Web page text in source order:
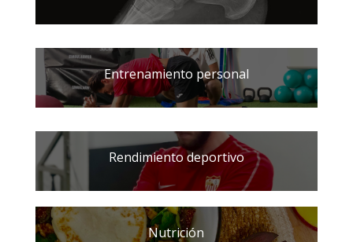
Entrenamiento personal
Rendimiento deportivo
Nutrición